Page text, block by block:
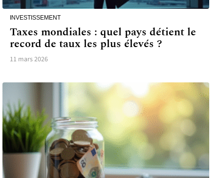
INVESTISSEMENT
Taxes mondiales : quel pays détient le
record de taux les plus élevés ?
11 mars 2026